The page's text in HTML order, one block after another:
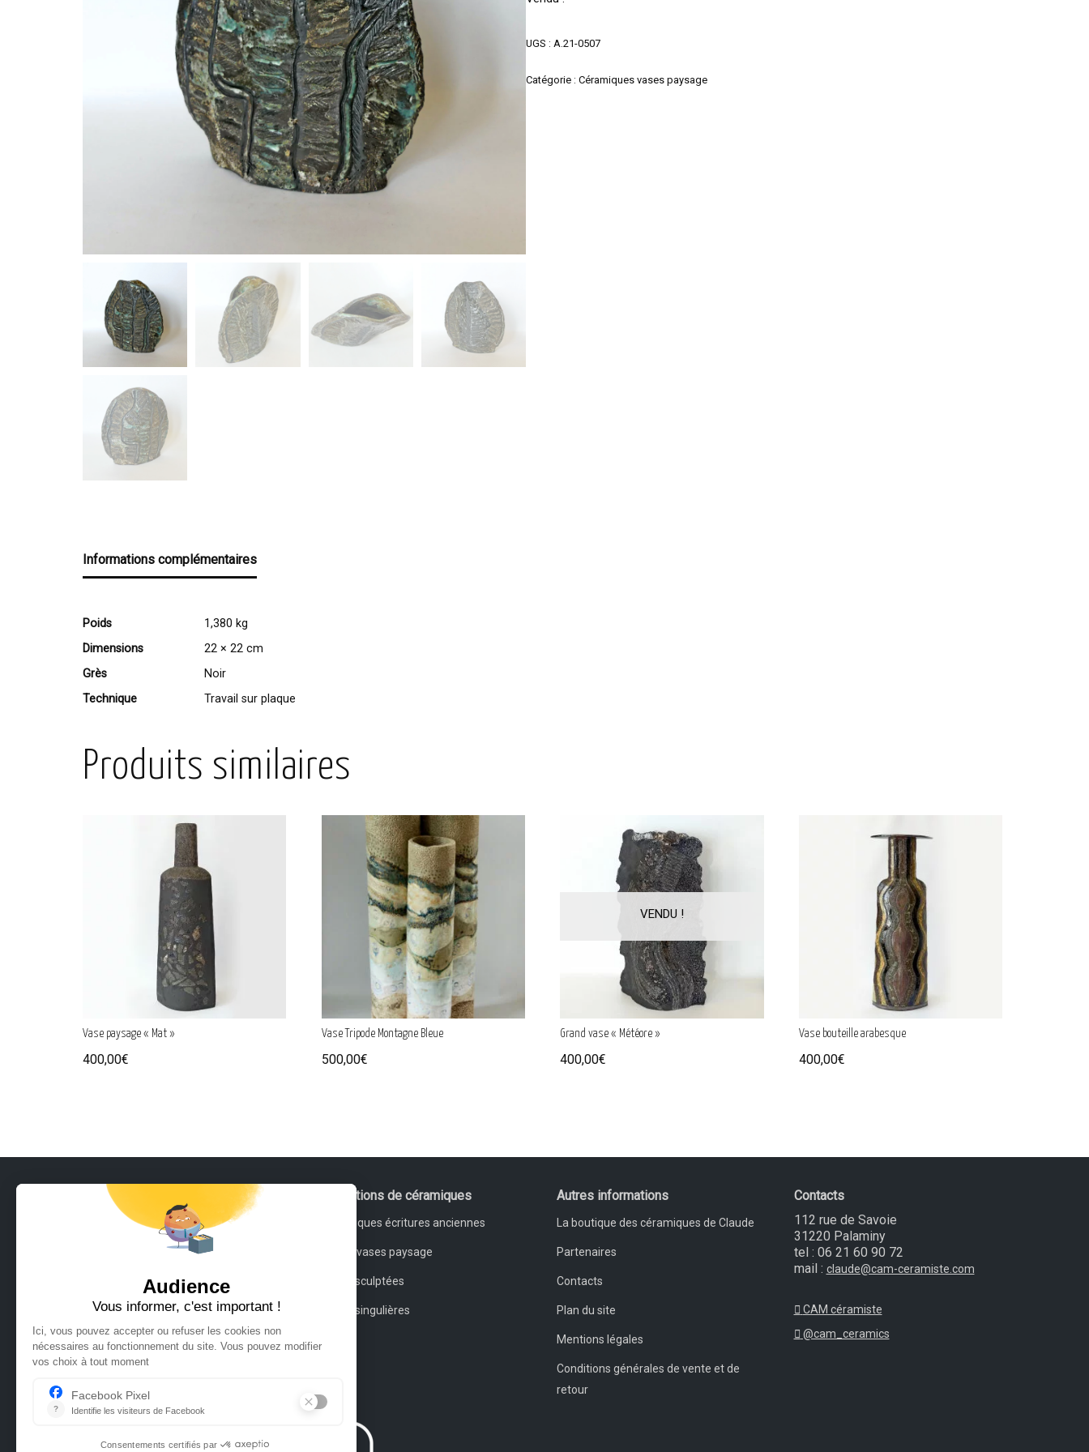
UGS :A.21-0507
Catégorie :Céramiques vases paysage
Informations complémentaires
Poids
1,380 kg
Dimensions
22 × 22 cm
Grès
Noir
Technique
Travail sur plaque
Produits similaires
Vase paysage « Mat »
400,00€
Vase Tripode Montagne Bleue
500,00€
Grand vase « Météore »
400,00€
Vase bouteille arabesque
400,00€
Claude Agier Mollinari céramiste
Claude Agier Mollinari artisane
céramiste à Palaminy 31 près de
Toulouse en Occitanie, présente
grès : céramiques écritures
anciennes inspirées par l’art de
Mésopotamie, céramiques boîtes
sculptées réalisées avec une
technique de céramiste unique,
boîtes singulières et vases
Collections de céramiques
Céramiques écritures anciennes
Vases, vases paysage
Boîtes sculptées
Boîtes singulières
Autres informations
La boutique des céramiques de Claude
Partenaires
Contacts
Plan du site
Mentions légales
Conditions générales de vente et de
retour
Contacts
112 rue de Savoie
31220 Palaminy
tel : 06 21 60 90 72
mail : claude@cam-ceramiste.com
CAM céramiste
@cam_ceramics